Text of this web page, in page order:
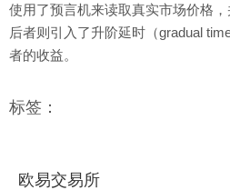
使用了预言机来读取真实市场价格
后者则引入了升阶延时（gradual
者的收益。
标签：
欧易交易所